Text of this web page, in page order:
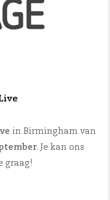
in Birmingham van
. Je kan ons
graag!